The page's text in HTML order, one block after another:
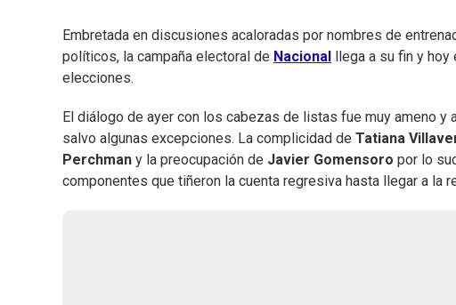
Embretada en discusiones acaloradas por nombres de
políticos, la campaña electoral de Nacional
llega a su fin y
elecciones.
El diálogo de ayer con los cabezas de listas fue muy ameno
salvo algunas excepciones. La complicidad de Tatiana
Perchman y la preocupación de Javier Gomensoro por lo
componentes que tiñeron la cuenta regresiva hasta llegar a la